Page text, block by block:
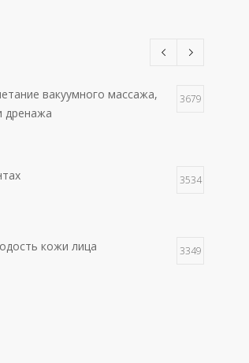
вакуумного массажа,
дренажа
3679
3534
кожи лица 3349